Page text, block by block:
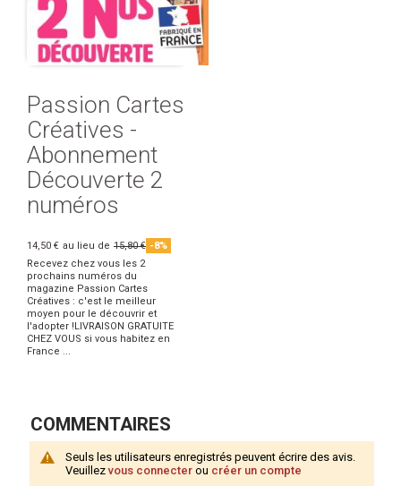
Passion Cartes
Créatives -
Abonnement
Découverte 2
numéros
14,50 € au lieu de 15,80 € -8%
Recevez chez vous les 2
prochains numéros du
magazine Passion Cartes
Créatives : c'est le meilleur
moyen pour le découvrir et
l'adopter !LIVRAISON GRATUITE
CHEZ VOUS si vous habitez en
France ...
COMMENTAIRES
Seuls les utilisateurs enregistrés peuvent écrire des avis.
Veuillezvous connecter ou créer un compte